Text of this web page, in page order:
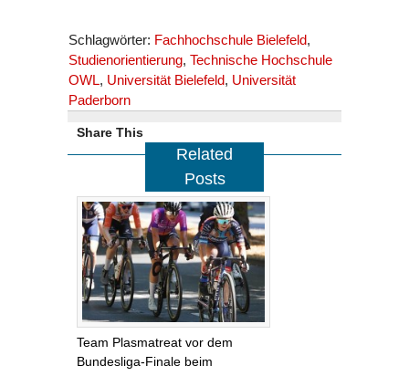
Schlagwörter: Fachhochschule Bielefeld,
Studienorientierung, Technische Hochschule
OWL, Universität Bielefeld, Universität
Paderborn
Share This
Related
Posts
Team Plasmatreat vor dem
Bundesliga-Finale beim